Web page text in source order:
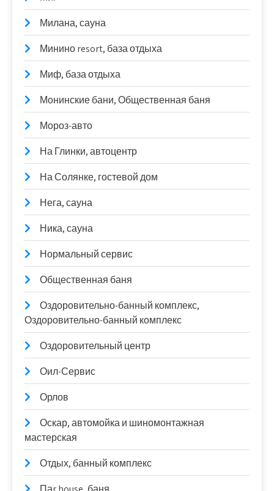
Милана, сауна
Минино resort, база отдыха
Миф, база отдыха
Монинские бани, Общественная баня
Мороз-авто
На Глинки, автоцентр
На Солянке, гостевой дом
Нега, сауна
Ника, сауна
Нормальный сервис
Общественная баня
Оздоровительно-банный комплекс,
Оздоровительно-банный комплекс
Оздоровительный центр
Оил-Сервис
Орлов
Оскар, автомойка и шиномонтажная
мастерская
Отдых, банный комплекс